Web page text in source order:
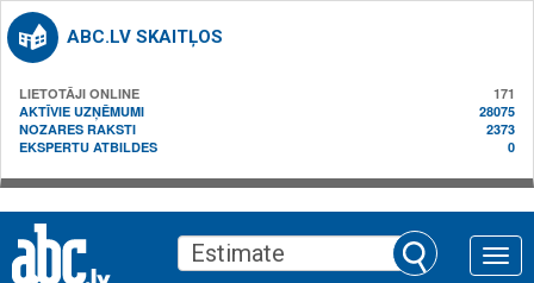
ABC.LV SKAITĻOS
LIETOTĀJI ONLINE
171
AKTĪVIE UZŅĒMUMI
28075
NOZARES RAKSTI
2373
EKSPERTU ATBILDES
0
Toggle